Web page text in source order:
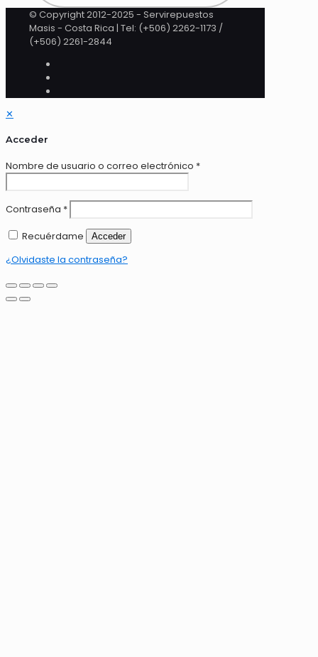
© Copyright 2012-2025 - Servirepuestos
Masis - Costa Rica | Tel: (+506) 2262-1173 /
(+506) 2261-2844
✕
Acceder
Nombre de usuario o correo electrónico *
Contraseña *
Recuérdame
Acceder
¿Olvidaste la contraseña?